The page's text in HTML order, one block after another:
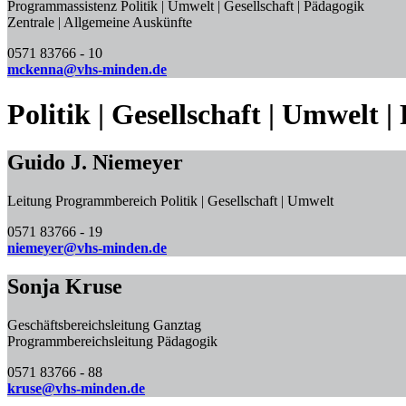
Programmassistenz Politik | Umwelt | Gesellschaft | Pädagogik
Zentrale | Allgemeine Auskünfte
0571 83766 - 10
mckenna@vhs-minden.de
Politik | Gesellschaft | Umwelt |
Guido J. Niemeyer
Leitung Programmbereich Politik | Gesellschaft | Umwelt
0571 83766 - 19
niemeyer@vhs-minden.de
Sonja Kruse
Geschäftsbereichsleitung Ganztag
Programmbereichsleitung Pädagogik
0571 83766 - 88
kruse@vhs-minden.de